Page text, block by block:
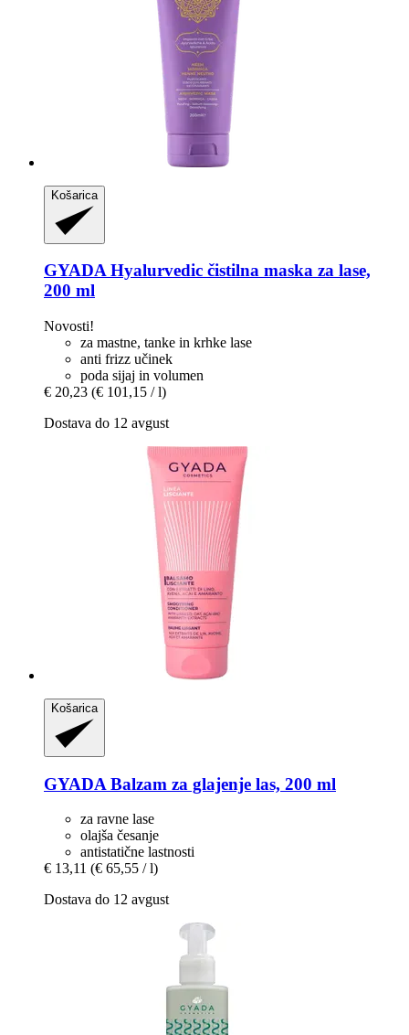
Košarica
GYADAHyalurvedic čistilna maska za lase,
200 ml
Novosti!
za mastne, tanke in krhke lase
anti frizz učinek
poda sijaj in volumen
€ 20,23 (€ 101,15 / l)
Dostava do 12 avgust
Košarica
GYADA Balzam za glajenje las, 200 ml
za ravne lase
olajša česanje
antistatične lastnosti
€ 13,11 (€ 65,55 / l)
Dostava do 12 avgust